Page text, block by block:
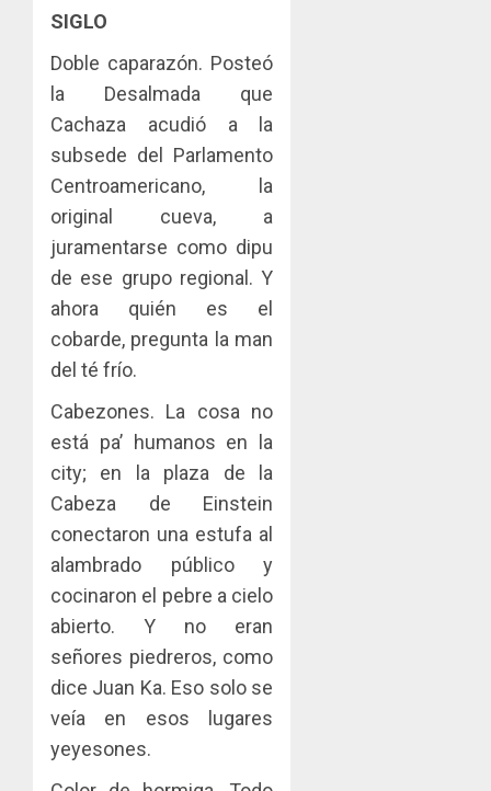
SIGLO
Doble caparazón. Posteó
la Desalmada que
Cachaza acudió a la
subsede del Parlamento
Centroamericano, la
original cueva, a
juramentarse como dipu
de ese grupo regional. Y
ahora quién es el
cobarde, pregunta la man
del té frío.
Cabezones. La cosa no
está pa’ humanos en la
city; en la plaza de la
Cabeza de Einstein
conectaron una estufa al
alambrado público y
cocinaron el pebre a cielo
abierto. Y no eran
señores piedreros, como
dice Juan Ka. Eso solo se
veía en esos lugares
yeyesones.